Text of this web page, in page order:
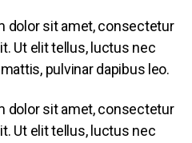
dolor sit amet, consectetur
Ut elit tellus, luctus nec
pulvinar dapibus leo.
dolor sit amet, consectetur
Ut elit tellus, luctus nec